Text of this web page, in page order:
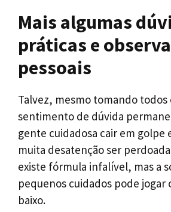
Mais algumas
práticas e
pessoais
Talvez, mesmo tomando todos
sentimento de dúvida
gente cuidadosa cair em golpe
muita desatenção ser
existe fórmula infalível, mas a
pequenos cuidados pode jogar
baixo.